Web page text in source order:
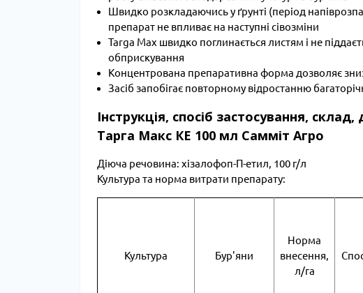
Швидко розкладаючись у ґрунті (період
препарат не впливає на наступні сівозміни
Targa Max швидко поглинається листям і не
обприскування
Концентрована препаративна форма дозволяє
Засіб запобігає повторному відростанню
Інструкція, спосіб застосування,
Тарга Макс КЕ 100 мл Самміт Агро
Діюча речовина: хізалофоп-П-етил, 100 г/л
Культура та норма витрати препарату:
Культура Бур'яни
Норма
внесення,
л/га